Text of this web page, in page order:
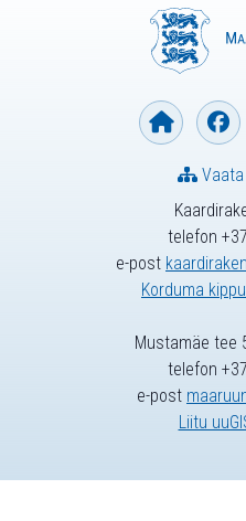
telefon
e-post
Korduma
Vaata
Mustamäe tee
telefon
e-post
Liitu